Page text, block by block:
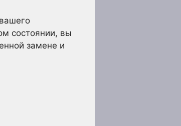
состоянии, вы
замене и